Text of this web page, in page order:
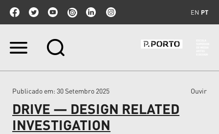
EN PT
Ir
Ir
navegação
Publicado em: 30 Setembro 2025 Ouvir
DRIVE — DESIGN RELATED
INVESTIGATION